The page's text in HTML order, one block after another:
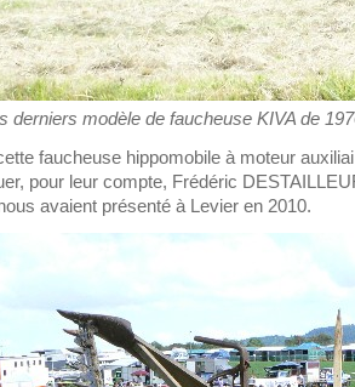
derniers modèle de faucheuse KIVA de
faucheuse hippomobile à moteur
pour leur compte, Frédéric
avaient présenté à Levier en 2010.